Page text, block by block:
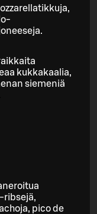
kukkakaalia,
siemeniä
ribsejä,
pico de